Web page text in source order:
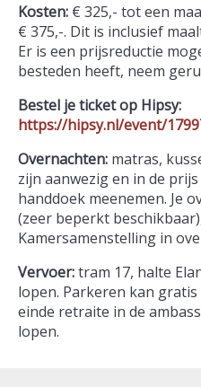
Kosten: € 325,- tot een
€ 375,-. Dit is inclusief
Er is een prijsreductie
besteden heeft, neem
Bestel je ticket op Hipsy:
https://hipsy.nl/event/
Overnachten: matras,
zijn aanwezig en in de
handdoek meenemen. Je
(zeer beperkt
Kamersamenstelling in
Vervoer:tram 17, halte
lopen. Parkeren kan
einde retraite in de
lopen.